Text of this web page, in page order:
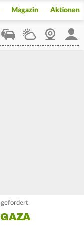
Magazin Aktionen
StaupilotWetterWebcam
gefordert